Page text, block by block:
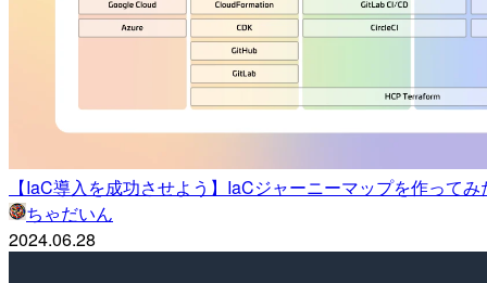
【IaC導入を成功させよう】IaCジャーニーマップを作ってみ
ちゃだいん
2024.06.28